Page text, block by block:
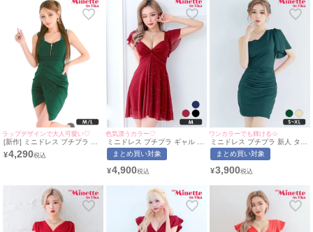
ラップデザインで大人可愛い♡
[新作] ミニドレス プチプラ 新
人 タイト ジップ セクシー ノ
ースリーブ 低身長 谷間 背中魅
¥4,290
色気漂うカラー♡
ミニドレス プチプラ ギャル ワ
ンピース フレア セクシー キラ
キラ 半袖 シアー シアー袖 低
ドレス (せいせい着用/Mサイズ
まとめ買い対象
¥4,900
ワンカラーでも輝ける☆
ミニドレス プチプラ 新人 タイ
ト ラウンジ ワンショル 半袖
低身長 胸元隠し 同伴 ウエスト
用/S~XLサイズ対応) |
まとめ買い対象
¥3,900